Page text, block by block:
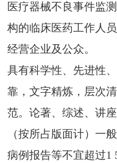
医疗器械不良事件监
构的临床医药工作人
经营企业及公众
具有科学性、先进性
靠，文字精炼，层次
范。论著、综述、讲
（按所占版面计）一
病例报告等不宜超过1